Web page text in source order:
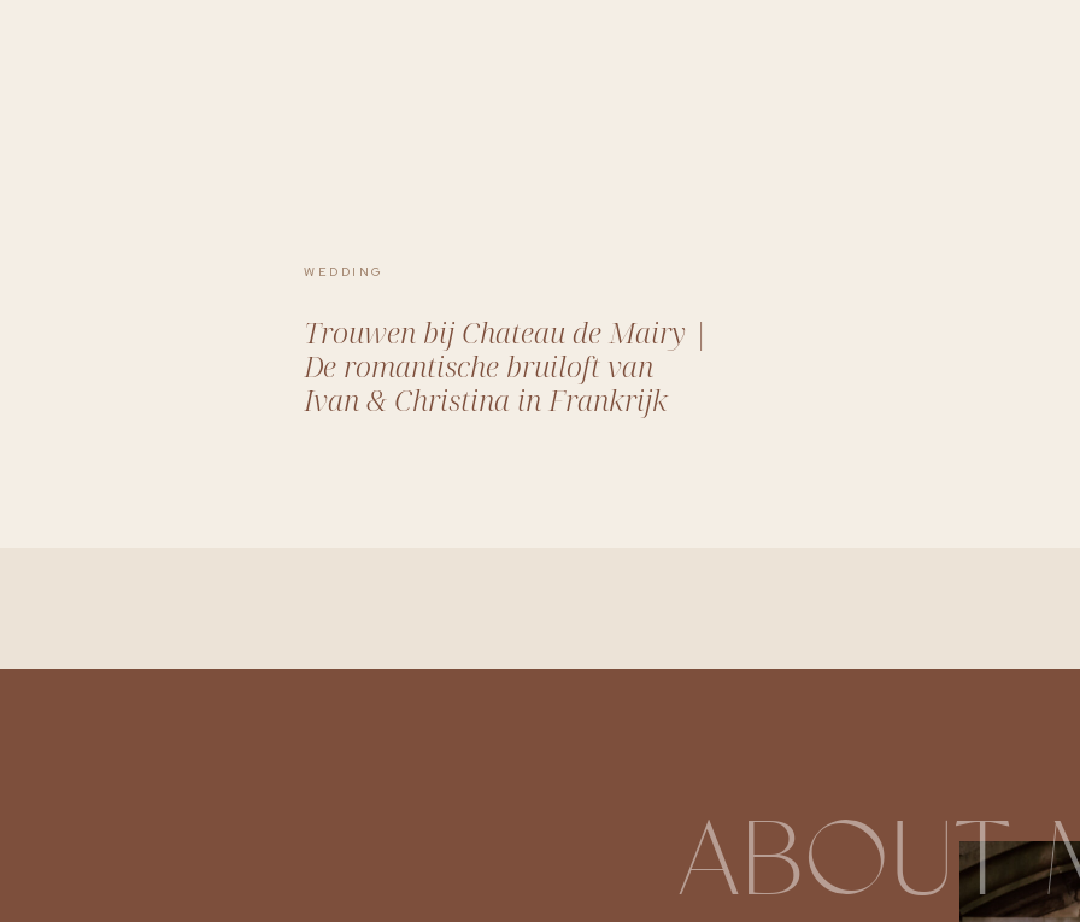
Trouwen bij Chateau de Mairy |
De romantische bruiloft van
Ivan & Christina in Frankrijk
WEDDING
ABOUT